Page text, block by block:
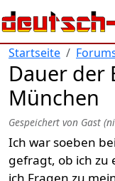
Direkt zum Inhalt
Startseite
Dauer der
München
Gespeichert von Gast
Ich war soeben
gefragt, ob ich zu